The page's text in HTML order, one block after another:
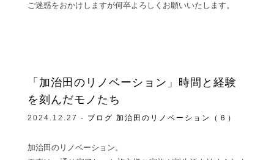
ご迷惑をおかけしますが何卒よろしくお願いいたします。
「加治田のリノベーション」時間と経験
を刻んだモノたち
2024.12.27 - ブログ 加治田のリノベーション（６）
加治田のリノベーション。